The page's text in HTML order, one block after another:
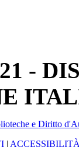
-
e Diritto
|